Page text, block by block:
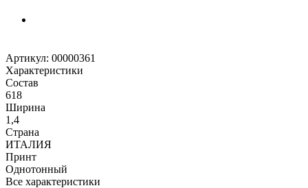
Артикул: 00000361
Характеристики
Состав
618
Ширина
1,4
Страна
ИТАЛИЯ
Принт
Однотонный
Все характеристики